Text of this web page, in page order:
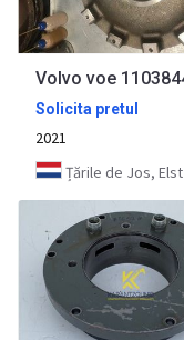
Solicita pretul
2021
Țările de Jos, Elst